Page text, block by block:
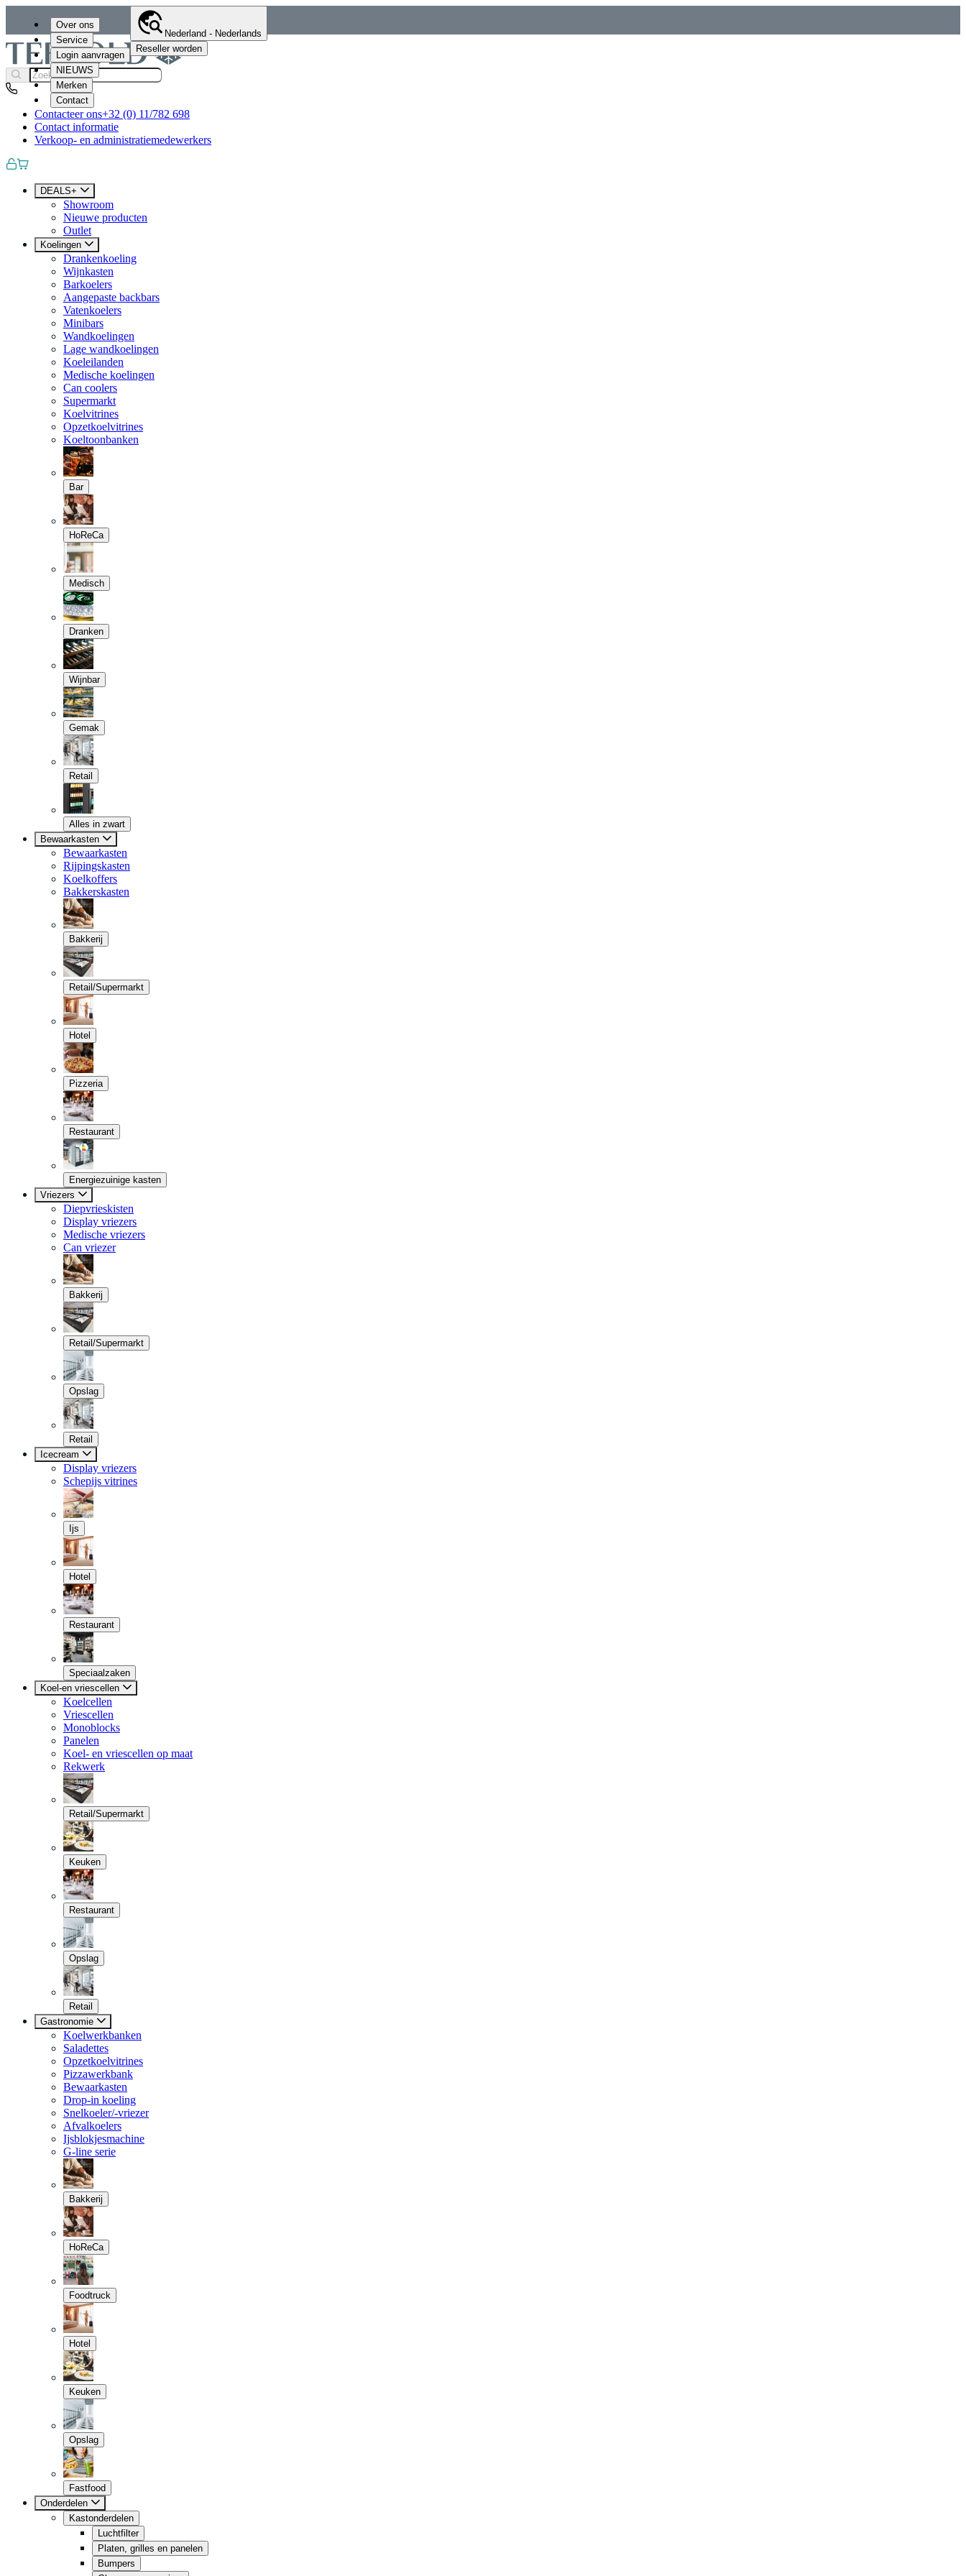
Over ons
Service
Login aanvragen
NIEUWS
Merken
Contact
Nederland - Nederlands
Reseller worden
Contacteer ons+32 (0) 11/782 698
Contact informatie
Verkoop- en administratiemedewerkers
DEALS+
Showroom
Nieuwe producten
Outlet
Koelingen
Drankenkoeling
Wijnkasten
Barkoelers
Aangepaste backbars
Vatenkoelers
Minibars
Wandkoelingen
Lage wandkoelingen
Koeleilanden
Medische koelingen
Can coolers
Supermarkt
Koelvitrines
Opzetkoelvitrines
Koeltoonbanken
Bar
HoReCa
Medisch
Dranken
Wijnbar
Gemak
Retail
Alles in zwart
Bewaarkasten
Bewaarkasten
Rijpingskasten
Koelkoffers
Bakkerskasten
Bakkerij
Retail/Supermarkt
Hotel
Pizzeria
Restaurant
Energiezuinige kasten
Vriezers
Diepvrieskisten
Display vriezers
Medische vriezers
Can vriezer
Bakkerij
Retail/Supermarkt
Opslag
Retail
Icecream
Display vriezers
Schepijs vitrines
Ijs
Hotel
Restaurant
Speciaalzaken
Koel-en vriescellen
Koelcellen
Vriescellen
Monoblocks
Panelen
Koel- en vriescellen op maat
Rekwerk
Retail/Supermarkt
Keuken
Restaurant
Opslag
Retail
Gastronomie
Koelwerkbanken
Saladettes
Opzetkoelvitrines
Pizzawerkbank
Bewaarkasten
Drop-in koeling
Snelkoeler/-vriezer
Afvalkoelers
Ijsblokjesmachine
G-line serie
Bakkerij
HoReCa
Foodtruck
Hotel
Keuken
Opslag
Fastfood
Onderdelen
Kastonderdelen
Luchtfilter
Platen, grilles en panelen
Bumpers